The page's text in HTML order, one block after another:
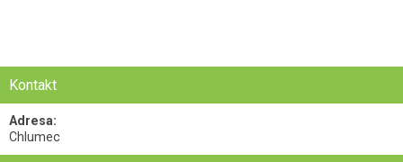
Kontakt
Adresa:
Chlumec